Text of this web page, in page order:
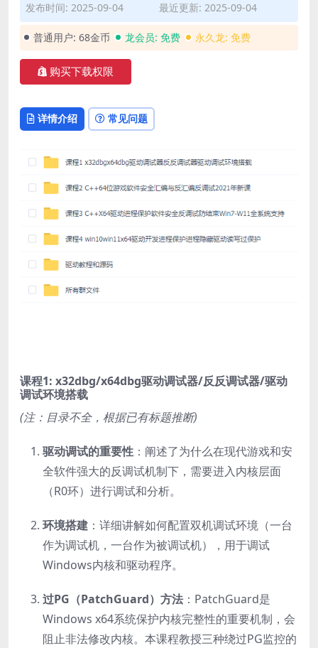
发布时间: 2025-09-04
最近更新: 2025-09-04
普通用户: 68金币 龙会员: 免费 永久龙: 免费
购买下载权限
详情介绍 常见问题
课程1: x32dbg/x64dbg驱动调试器/反反调试器/驱动
调试环境搭载
(注：目录不全，根据已有标题推断)
驱动调试的重要性 ：阐述了为什么在现代游戏和安
全软件强大的反调试机制下，需要进入内核层面
（R0环）进行调试和分析。
环境搭建 ：详细讲解如何配置双机调试环境（一台
作为调试机，一台作为被调试机），用于调试
Windows内核和驱动程序。
过PG（PatchGuard）方法 ：PatchGuard是
Windows x64系统保护内核完整性的重要机制，会
阻止非法修改内核。本课程教授三种绕过PG监控的